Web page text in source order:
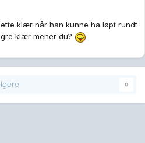
klær når han kunne ha løpt rundt
klær mener du?
0